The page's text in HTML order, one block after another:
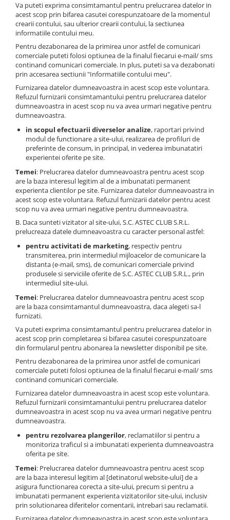
Va puteti exprima consimtamantul pentru prelucrarea datelor in
acest scop prin bifarea casutei corespunzatoare de la momentul
crearii contului, sau ulterior crearii contului, la sectiunea
informatiile contului meu.
Pentru dezabonarea de la primirea unor astfel de comunicari
comerciale puteti folosi optiunea de la finalul fiecarui e-mail/ sms
continand comunicari comerciale. In plus, puteti sa va dezabonati
prin accesarea sectiunii "Informatiile contului meu".
Furnizarea datelor dumneavoastra in acest scop este voluntara.
Refuzul furnizarii consimtamantului pentru prelucrarea datelor
dumneavoastra in acest scop nu va avea urmari negative pentru
dumneavoastra.
in scopul efectuarii diverselor analize, raportari privind
modul de functionare a site-ului, realizarea de profiluri de
preferinte de consum, in principal, in vederea imbunatatiri
experientei oferite pe site.
Temei: Prelucrarea datelor dumneavoastra pentru acest scop
are la baza interesul legitim al de a imbunatati permanent
experienta clientilor pe site. Furnizarea datelor dumneavoastra in
acest scop este voluntara. Refuzul furnizarii datelor pentru acest
scop nu va avea urmari negative pentru dumneavoastra.
B. Daca sunteti vizitator al site-ului, S.C. ASTEC CLUB S.R.L.
prelucreaza datele dumneavoastra cu caracter personal astfel:
pentru activitati de marketing, respectiv pentru
transmiterea, prin intermediul mijloacelor de comunicare la
distanta (e-mail, sms), de comunicari comerciale privind
produsele si serviciile oferite de S.C. ASTEC CLUB S.R.L., prin
intermediul site-ului.
Temei: Prelucrarea datelor dumneavoastra pentru acest scop
are la baza consimtamantul dumneavoastra, daca alegeti sa-l
furnizati.
Va puteti exprima consimtamantul pentru prelucrarea datelor in
acest scop prin completarea si bifarea casutei corespunzatoare
din formularul pentru abonarea la newsletter disponibil pe site.
Pentru dezabonarea de la primirea unor astfel de comunicari
comerciale puteti folosi optiunea de la finalul fiecarui e-mail/ sms
continand comunicari comerciale.
Furnizarea datelor dumneavoastra in acest scop este voluntara.
Refuzul furnizarii consimtamantului pentru prelucrarea datelor
dumneavoastra in acest scop nu va avea urmari negative pentru
dumneavoastra.
pentru rezolvarea plangerilor, reclamatiilor si pentru a
monitoriza traficul si a imbunatati experienta dumneavoastra
oferita pe site.
Temei: Prelucrarea datelor dumneavoastra pentru acest scop
are la baza interesul legitim al [detinatorul website-ului] de a
asigura functionarea corecta a site-ului, precum si pentru a
imbunatati permanent experienta vizitatorilor site-ului, inclusiv
prin solutionarea diferitelor comentarii, intrebari sau reclamatii.